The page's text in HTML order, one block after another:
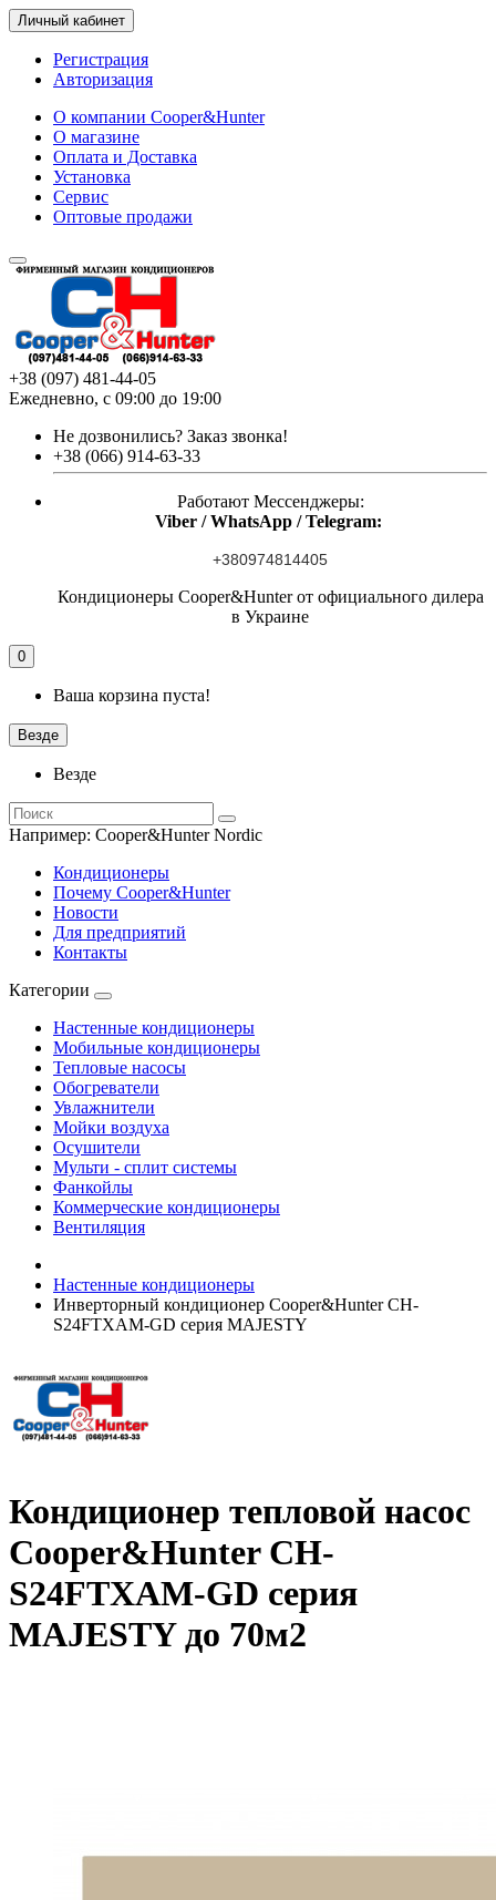
Личный кабинет
Регистрация
Авторизация
О компании Cooper&Hunter
О магазине
Оплата и Доставка
Установка
Сервис
Оптовые продажи
+38 (097) 481-44-05
Ежедневно, с 09:00 до 19:00
Не дозвонились? Заказ звонка!
+38 (066) 914-63-33
Работают Мессенджеры:
Viber / WhatsApp / Telegram:
+380974814405
Кондиционеры Cooper&Hunter от официального дилера
в Украине
0
Ваша корзина пуста!
Везде
Везде
Например: Cooper&Hunter Nordic
Кондиционеры
Почему Cooper&Hunter
Новости
Для предприятий
Контакты
Категории
Настенные кондиционеры
Мобильные кондиционеры
Тепловые насосы
Обогреватели
Увлажнители
Мойки воздуха
Осушители
Мульти - сплит системы
Фанкойлы
Коммерческие кондиционеры
Вентиляция
Настенные кондиционеры
Инверторный кондиционер Cooper&Hunter CH-
S24FTXAM-GD серия MAJESTY
Кондиционер тепловой насос
Cooper&Hunter CH-
S24FTXAM-GD серия
MAJESTY до 70м2